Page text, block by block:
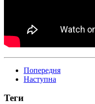
Попередня
Наступна
Теги